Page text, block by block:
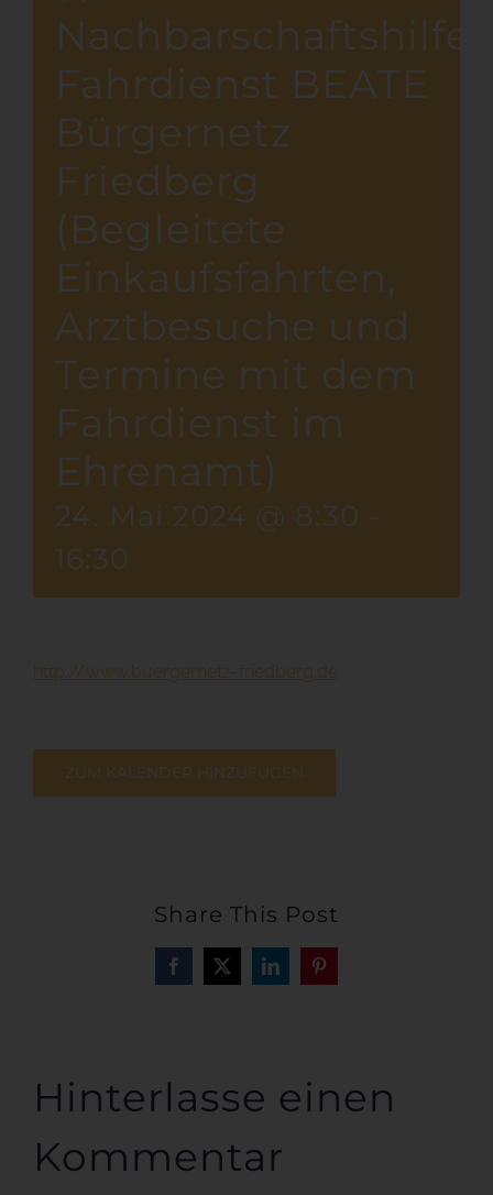
Nachbarschaftshilfe
Fahrdienst BEATE
Bürgernetz
Friedberg
(Begleitete
Einkaufsfahrten,
Arztbesuche und
Termine mit dem
Fahrdienst im
Ehrenamt)
24. Mai 2024 @ 8:30 -
16:30
http://www.buergernetz-friedberg.de
ZUM KALENDER HINZUFÜGEN
Share This Post
Facebook
X LinkedInPinterest
Hinterlasse einen
Kommentar